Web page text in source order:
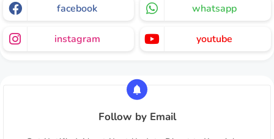
facebook whatsapp
instagram youtube
Follow by Email